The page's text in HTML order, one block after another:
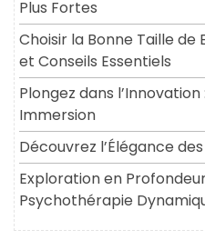
Plus Fortes
Choisir la Bonne Taille de
et Conseils Essentiels
Plongez dans
Immersion
Découvrez l’Élégance
Exploration en
Psychothérapie